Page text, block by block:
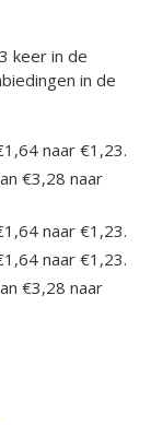
keer in de
in de
naar €1,23.
€3,28 naar
naar €1,23.
naar €1,23.
€3,28 naar